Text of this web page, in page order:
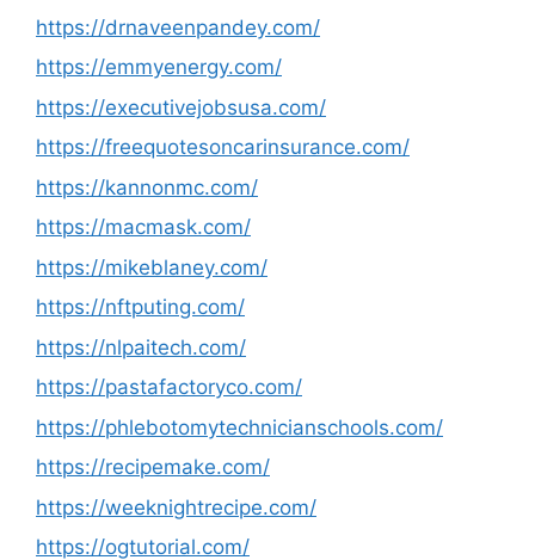
https://drnaveenpandey.com/
https://emmyenergy.com/
https://executivejobsusa.com/
https://freequotesoncarinsurance.com/
https://kannonmc.com/
https://macmask.com/
https://mikeblaney.com/
https://nftputing.com/
https://nlpaitech.com/
https://pastafactoryco.com/
https://phlebotomytechnicianschools.com/
https://recipemake.com/
https://weeknightrecipe.com/
https://ogtutorial.com/